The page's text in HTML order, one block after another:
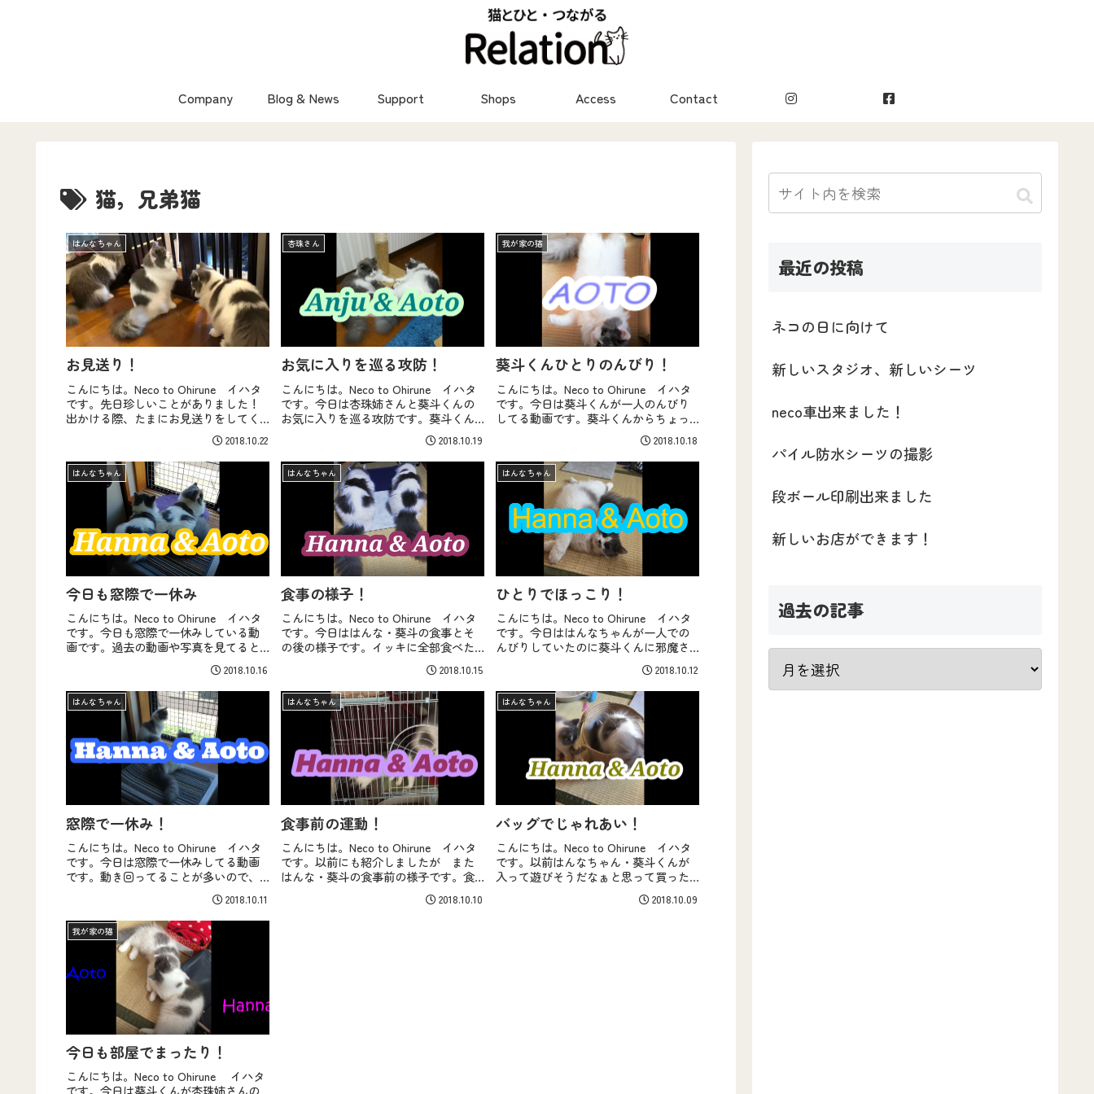
Company Blog & News Support Shops Access Contact
猫，兄弟猫
はんなちゃん
お見送り！
こんにちは。Neco to Ohirune イハタ
です。先日珍しいことがありました！
出かける際、たまにお見送りをしてく
れるのですが、珍しく3匹揃ってお見送
りしてくれました！なかなか嬉しいで
すよね。珍し...
2018.10.22
杏珠さん
お気に入りを巡る攻防！
こんにちは。Neco to Ohirune イハタ
です。今日は杏珠姉さんと葵斗くんの
お気に入りを巡る攻防です。葵斗くん
は去勢手術をしてからどんどん大きく
なってます。フードにダイエットフー
ドを少し混ぜて...
2018.10.19
我が家の猫
葵斗くんひとりのんびり！
こんにちは。Neco to Ohirune イハタ
です。今日は葵斗くんが一人のんびり
してる動画です。葵斗くんからちょっ
かいをかける事が多いので、葵斗くん
自身がのんびりするのは簡単です。こ
の時は他の二人...
2018.10.18
はんなちゃん
今日も窓際で一休み
こんにちは。Neco to Ohirune イハタ
です。今日も窓際で一休みしている動
画です。過去の動画や写真を見てると
どんどん大きくなて来ているのが分か
ります。杏珠がうちの子になってから
毎月体重を測っ...
2018.10.16
はんなちゃん
食事の様子！
こんにちは。Neco to Ohirune イハタ
です。今日ははんな・葵斗の食事とそ
の後の様子です。イッキに全部食べた
後、グルーミングをして寝てしまう。
このパターンが多いですね。後姿はそ
っくりですが食...
2018.10.15
はんなちゃん
ひとりでほっこり！
こんにちは。Neco to Ohirune イハタ
です。今日ははんなちゃんが一人での
んびりしていたのに葵斗くんに邪魔さ
れる動画です。はんな・葵斗は多くの
時間一緒に居るのですが、時より別々
の行動もしてい...
2018.10.12
はんなちゃん
窓際で一休み！
こんにちは。Neco to Ohirune イハタ
です。今日は窓際で一休みしてる動画
です。動き回ってることが多いので、
まだのんびり外を眺めることが少ない
です。この場所は杏珠もお気に入りの
場所で、家の横...
2018.10.11
はんなちゃん
食事前の運動！
こんにちは。Neco to Ohirune イハタ
です。以前にも紹介しましたが また
はんな・葵斗の食事前の様子です。食
事の準備をするとじっとしてられませ
ん！毎日の事なのに 焦りがあるのか
2018.10.10
はんなちゃん
バッグでじゃれあい！
こんにちは。Neco to Ohirune イハタ
です。以前はんなちゃん・葵斗くんが
入って遊びそうだなぁと思って買った
バッグで遊んでいる動画です。猫はこ
ういうところに入るのが大好きです
2018.10.09
我が家の猫
今日も部屋でまったり！
こんにちは。Neco to Ohirune イハタ
最近の投稿
ネコの日に向けて
新しいスタジオ、新しいシーツ
neco車出来ました！
パイル防水シーツの撮影
段ボール印刷出来ました
新しいお店ができます！
過去の記事